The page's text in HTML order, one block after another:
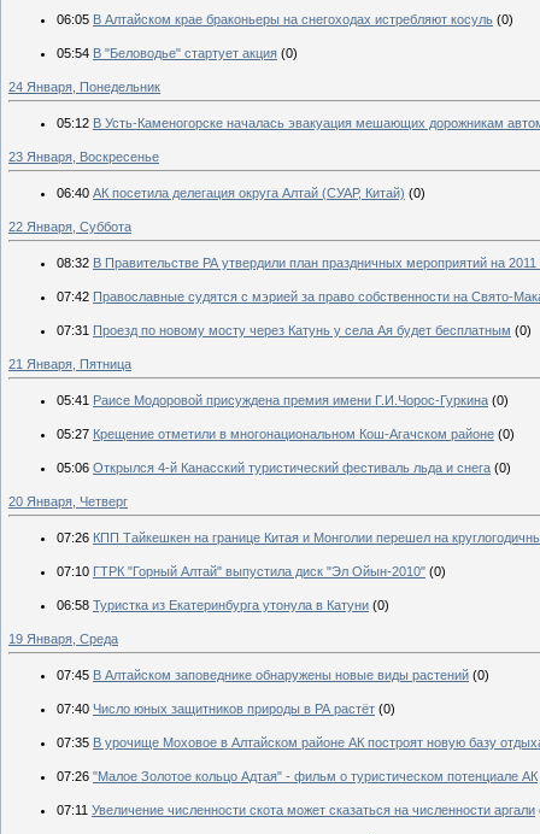
06:05 В Алтайском крае браконьеры на снегоходах истребляют косуль (0)
05:54 В "Беловодье" стартует акция (0)
24 Января, Понедельник
05:12 В Усть-Каменогорске началась эвакуация мешающих дорожникам
23 Января, Воскресенье
06:40 АК посетила делегация округа Алтай (СУАР, Китай) (0)
22 Января, Суббота
08:32 В Правительстве РА утвердили план праздничных мероприятий на 2011
07:42 Православные судятся с мэрией за право собственности на Свято-
07:31 Проезд по новому мосту через Катунь у села Ая будет бесплатным (0)
21 Января, Пятница
05:41 Раисе Модоровой присуждена премия имени Г.И.Чорос-Гуркина (0)
05:27 Крещение отметили в многонациональном Кош-Агачском районе (0)
05:06 Открылся 4-й Канасский туристический фестиваль льда и снега (0)
20 Января, Четверг
07:26 КПП Тайкешкен на границе Китая и Монголии перешел на
07:10 ГТРК "Горный Алтай" выпустила диск "Эл Ойын-2010" (0)
06:58 Туристка из Екатеринбурга утонула в Катуни (0)
19 Января, Среда
07:45 В Алтайском заповеднике обнаружены новые виды растений (0)
07:40 Число юных защитников природы в РА растёт (0)
07:35 В урочище Моховое в Алтайском районе АК построят новую базу
07:26 "Малое Золотое кольцо Адтая" - фильм о туристическом потенциале АК
07:11 Увеличение численности скота может сказаться на численности аргали